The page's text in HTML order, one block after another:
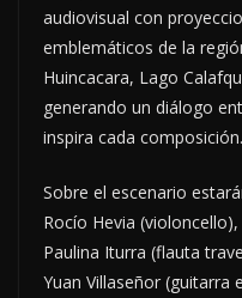
audiovisual con
emblemáticos de la
Huincacara, Lago
generando un diálogo
inspira cada composición.
Sobre el escenario
Rocío Hevia
Paulina Iturra (flauta
Yuan Villaseñor (guitarra